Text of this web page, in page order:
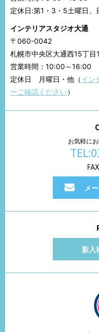
定休日:第1・3・5土曜日、
インテリアスタジオ大通
〒060-0042
札幌市中央区大通西15丁
営業時間：10:00～16:00
定休日 月曜日・他（イン
ーご確認ください）
お気軽に
メ
新入